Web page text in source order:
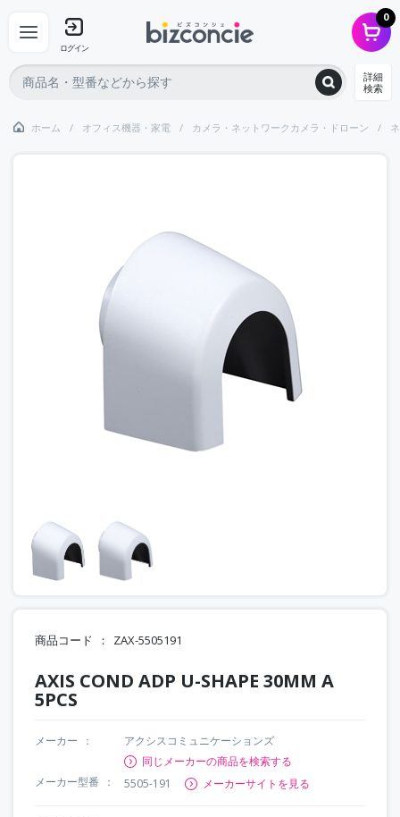
ログイン
0
詳細
検索
ホーム オフィス機器・家電 カメラ・ネットワークカメラ・ドローン
商品コード ZAX-5505191
AXIS COND ADP U-SHAPE 30MM A
5PCS
メーカー
アクシスコミュニケーションズ
同じメーカーの商品を検索する
メーカー型番
5505-191 メーカーサイトを見る